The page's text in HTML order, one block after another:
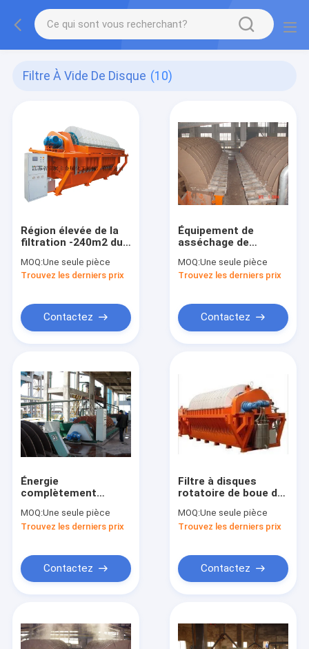
Filtre À Vide De Disque (10)
Région élevée de la
filtration -240m2 du
programme de PLC
de filtre à vide de
productivité 1
MOQ:Une seule pièce
Trouvez les derniers prix
Contactez
Équipement de
asséchage de
contrôle de
programme en
filtre à disques
MOQ:Une seule pièce
Trouvez les derniers prix
Contactez
Énergie
complètement
à vide de disque de
HTG basse pour
MOQ:Une seule pièce
Trouvez les derniers prix
Contactez
Filtre à disques
rotatoire de boue de
économie d'énergie
de système de
MOQ:Une seule pièce
Trouvez les derniers prix
Contactez